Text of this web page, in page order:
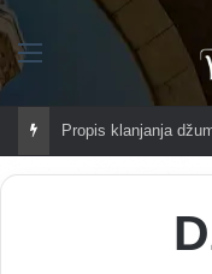
Propis klanjanja